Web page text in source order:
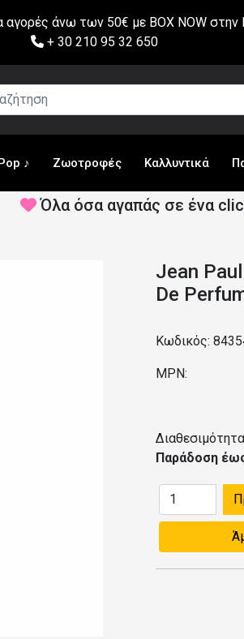
άνω των 50€ με BOX NOW στην
+ 30 210 95 32 650
♪ Ζωοτροφές Καλλυντικά
Όλα όσα αγαπάς σε ένα
Jean
De
Κωδικός:
MPN:
Παράδοση